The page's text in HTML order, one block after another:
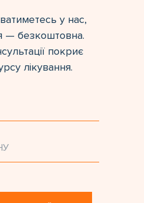
у нас,
— безкоштовна.
покриє
лікування.